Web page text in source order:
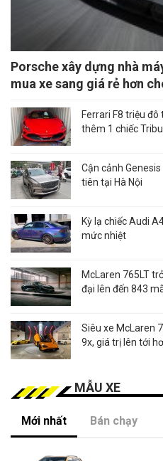
Porsche xây dựng nhà
mua xe sang giá rẻ hơn
Ferrari F8 triệu
thêm 1 chiếc
Cận cảnh
tiên tại Hà Nội
Kỳ lạ chiếc Audi
mức nhiệt
McLaren 765LT
đại lên đến 843
Siêu xe McLaren
9x, giá trị lên tới
MẪU XE
Mới nhất Bán chạy